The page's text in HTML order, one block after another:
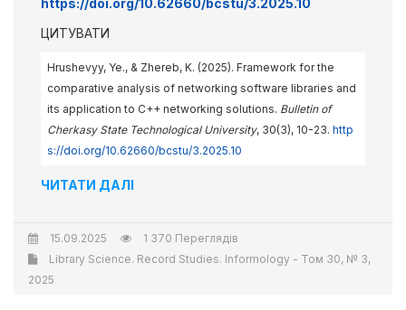
https://doi.org/10.62660/bcstu/3.2025.10
ЦИТУВАТИ
Hrushevyy, Ye., & Zhereb, K. (2025). Framework for the
comparative analysis of networking software libraries and
its application to C++ networking solutions. Bulletin of
Cherkasy State Technological University, 30(3), 10-23. http
s://doi.org/10.62660/bcstu/3.2025.10
ЧИТАТИ ДАЛІ
15.09.2025
1 370 Переглядів
Library Science. Record Studies. Informology - Том 30, № 3,
2025